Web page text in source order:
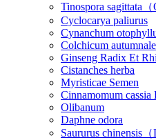
Tinospora sagittata
Cyclocarya paliurus
Cynanchum
Colchicum
Ginseng Radix Et
Cistanches herba
Myristicae Semen
Cinnamomum cassia
Olibanum
Daphne odora
Saururus chinensis